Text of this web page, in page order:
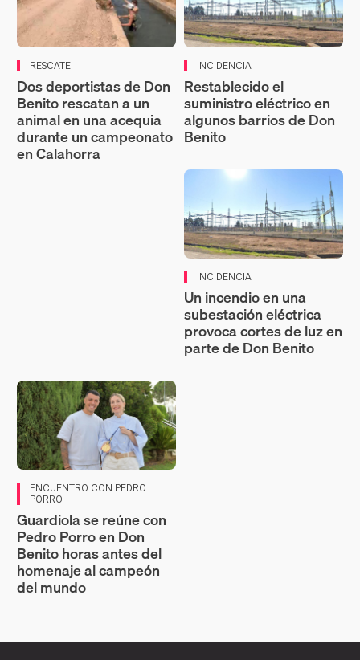
RESCATE
Dos deportistas de Don
Benito rescatan a un
animal en una acequia
durante un campeonato
en Calahorra
INCIDENCIA
Restablecido el
suministro eléctrico en
algunos barrios de Don
Benito
INCIDENCIA
Un incendio en una
subestación eléctrica
provoca cortes de luz en
parte de Don Benito
ENCUENTRO CON PEDRO
PORRO
Guardiola se reúne con
Pedro Porro en Don
Benito horas antes del
homenaje al campeón
del mundo